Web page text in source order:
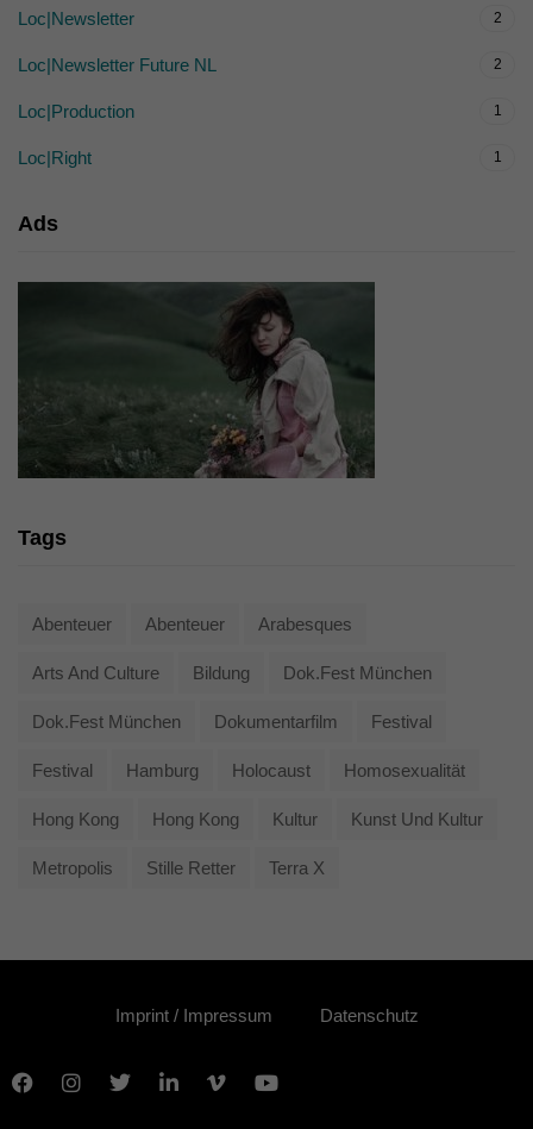
Loc|Newsletter 2
Loc|Newsletter Future NL 2
Loc|Production 1
Loc|Right 1
Ads
Tags
Abenteuer Abenteuer Arabesques
Arts And Culture Bildung Dok.fest München
Dok.fest München Dokumentarfilm Festival
Festival Hamburg Holocaust Homosexualität
Hong Kong Hong Kong Kultur Kunst Und Kultur
Metropolis Stille Retter Terra X
Imprint / Impressum Datenschutz